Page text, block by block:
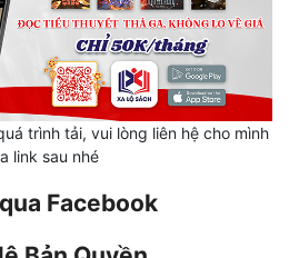
trình tải, vui lòng liên hệ cho mình
link sau nhé
Facebook